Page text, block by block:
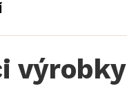
výrobky